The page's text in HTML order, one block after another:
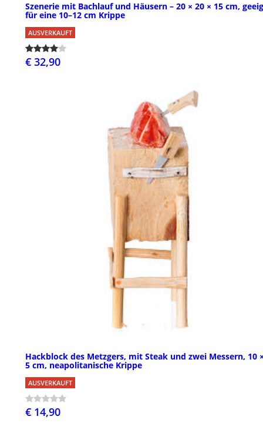
Szenerie mit Bachlauf und Häusern – 20 × 20 × 15 cm,
für eine 10–12 cm Krippe
AUSVERKAUFT
€ 32,90
Hackblock des Metzgers, mit Steak und zwei Messern, 10
5 cm, neapolitanische Krippe
AUSVERKAUFT
€ 14,90